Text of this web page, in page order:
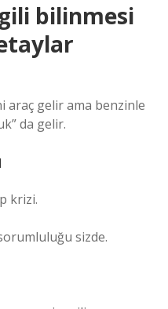
bilinmesi
araç gelir ama benzinle
da gelir.
krizi.
sizde.